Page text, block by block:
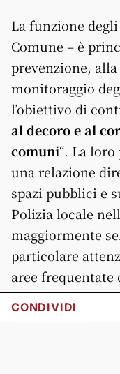
La funzione
Comune – è
prevenzione,
monitoraggio
l’obiettivo di
al decoro e al
comuni“. La
una relazione
spazi pubblici e
Polizia locale
maggiormente
particolare
aree frequentate
CONDIVIDI